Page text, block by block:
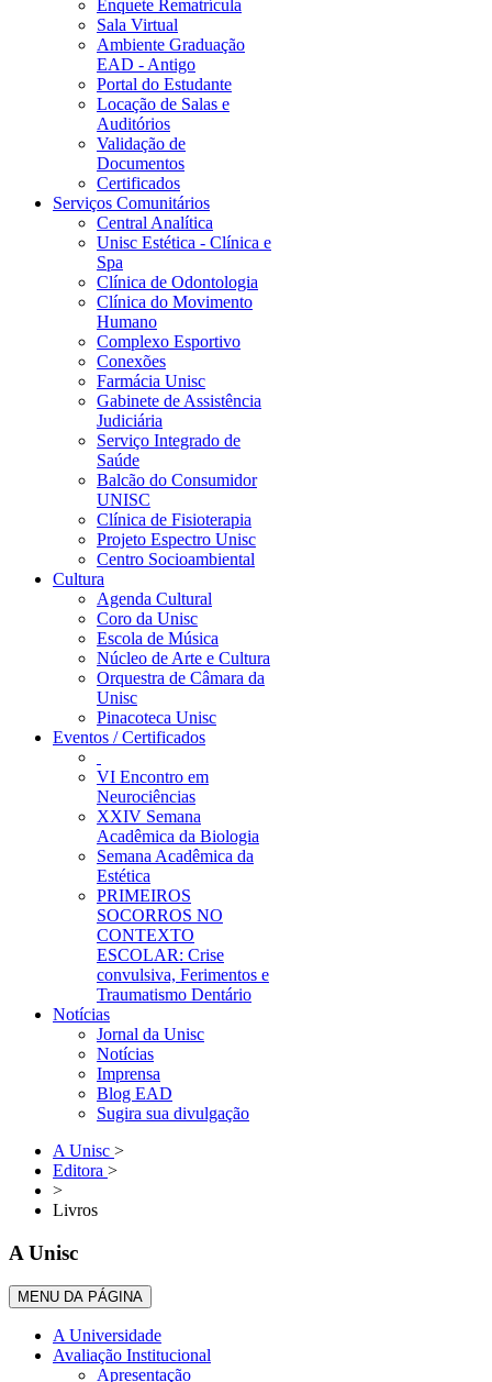
Enquete Rematrícula
Sala Virtual
Ambiente Graduação
EAD - Antigo
Portal do Estudante
Locação de Salas e
Auditórios
Validação de
Documentos
Certificados
Serviços Comunitários
Central Analítica
Unisc Estética - Clínica e
Spa
Clínica de Odontologia
Clínica do Movimento
Humano
Complexo Esportivo
Conexões
Farmácia Unisc
Gabinete de Assistência
Judiciária
Serviço Integrado de
Saúde
Balcão do Consumidor
UNISC
Clínica de Fisioterapia
Projeto Espectro Unisc
Centro Socioambiental
Cultura
Agenda Cultural
Coro da Unisc
Escola de Música
Núcleo de Arte e Cultura
Orquestra de Câmara da
Unisc
Pinacoteca Unisc
Eventos / Certificados
VI Encontro em
Neurociências
XXIV Semana
Acadêmica da Biologia
Semana Acadêmica da
Estética
PRIMEIROS
SOCORROS NO
CONTEXTO
ESCOLAR: Crise
convulsiva, Ferimentos e
Traumatismo Dentário
Notícias
Jornal da Unisc
Notícias
Imprensa
Blog EAD
Sugira sua divulgação
A Unisc >
Editora >
>
Livros
A Unisc
MENU DA PÁGINA
A Universidade
Avaliação Institucional
Apresentação